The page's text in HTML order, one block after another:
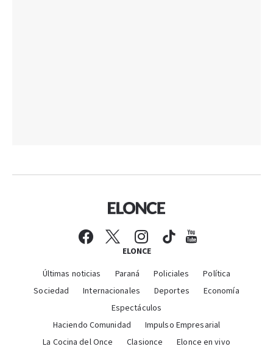
ELONCE
Últimas noticias Paraná Policiales
Política
Sociedad
Internacionales Deportes
Economía
Espectáculos
Haciendo Comunidad
Impulso Empresarial
La Cocina del Once
Clasionce Elonce en vivo